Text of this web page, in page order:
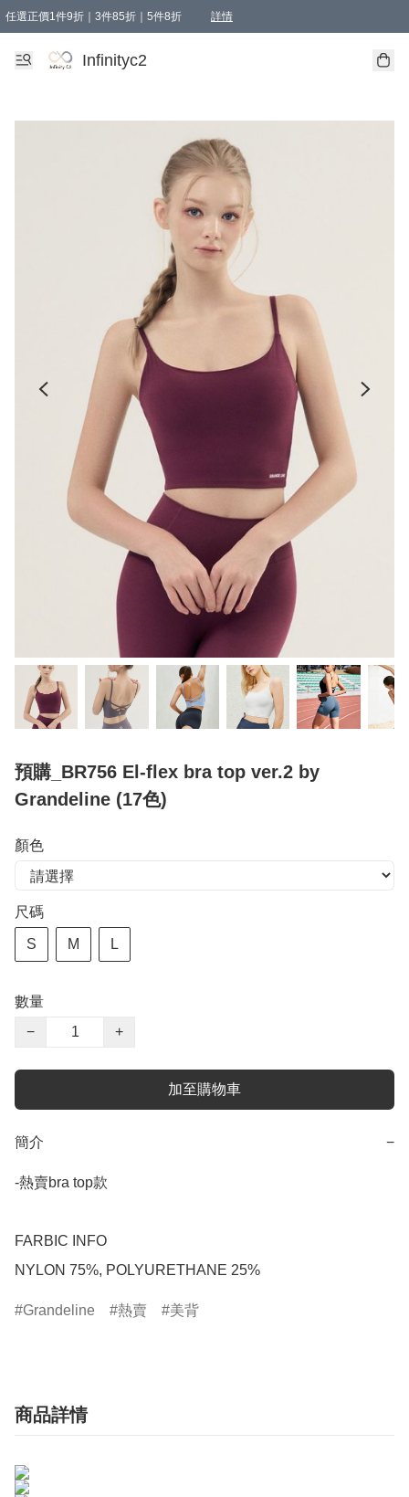
任選正價1件9折｜3件85折｜5件8折 詳情
精選商品，任選買1件或以上減HKD 20.00；買2件或以上減HKD 60.00；買3件
Infinityc2 wears 滿$800免運費
Bucks & Leather 滿$1000免運費
Infinityc2
預購_BR756 El-flex bra top ver.2 by
Grandeline (17色)
顏色
尺碼
S M L
數量
−
+
加至購物車
簡介 −
-熱賣bra top款
FARBIC INFO
NYLON 75%, POLYURETHANE 25%
Grandeline 熱賣 美背
商品詳情